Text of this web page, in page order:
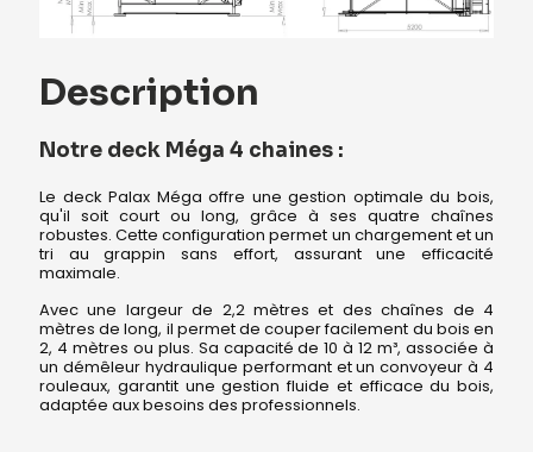
Description
Notre deck Méga 4 chaines :
Le deck Palax Méga offre une gestion optimale du bois,
qu'il soit court ou long, grâce à ses quatre chaînes
robustes. Cette configuration permet un chargement et un
tri au grappin sans effort, assurant une efficacité
maximale.
Avec une largeur de 2,2 mètres et des chaînes de 4
mètres de long, il permet de couper facilement du bois en
2, 4 mètres ou plus. Sa capacité de 10 à 12 m³, associée à
un démêleur hydraulique performant et un convoyeur à 4
rouleaux, garantit une gestion fluide et efficace du bois,
adaptée aux besoins des professionnels.